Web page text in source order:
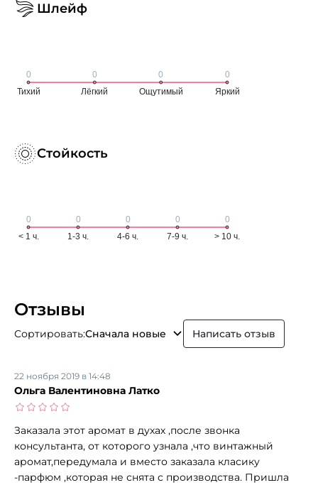
Шлейф
Стойкость
Отзывы
Сортировать:Сначала новые Написать отзыв
Ольга Валентиновна Латко
22 ноября 2019 в 14:48
Заказала этот аромат в духах ,после звонка
консультанта, от которого узнала ,что винтажный
аромат,передумала и вместо заказала класику
-парфюм ,которая не снята с производства. Пришла